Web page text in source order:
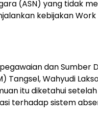
(ASN) yang tidak
kebijakan
dan Sumber
Tangsel, Wahyudi
itu diketahui
terhadap sistem